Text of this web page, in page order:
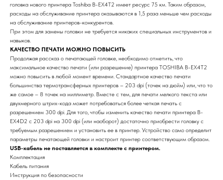
головка нового принтера Toshiba B-EX4T2 имеет ресурс 75 км. Таким образом,
расходы на обслуживание принтера оказываются в 1,5 раза меньше чем расходы
на обслуживание принтеров-конкурентов.
При этом для замены головки не требуется никаких специальных инструментов и
навыков.
КАЧЕСТВО ПЕЧАТИ МОЖНО ПОВЫСИТЬ
Продолжая рассказ о печатающей головке, необходимо отметить, что
максимальное качество печати (или разрешение) принтера TOSHIBA B-EX4T2
можно повысить в любой момент времени. Стандартное качество печати
большинства термотрансферных принтеров – 203 dpi (точек на дюйм) или, что то
же самое – 8 точек на миллиметр. Вместе с тем, для печати мелкого текста или
двухмерного штрих-кода может потребоваться более четкая печать с
разрешением 300 dpi. Для того, чтобы изменить качество печати принтера B-
EX4D2 c 203 dpi на 300 dpi (или наоборот) достаточно приобрести головку с
требуемым разрешением и установить ее в принтер. Устройство само определит
параметры печатающей головки и настроит принтер соответствующим образом.
USB-кабель не поставляется в комплекте с принтером.
Комплектация
Кабель питания
Инструкция по безопасности